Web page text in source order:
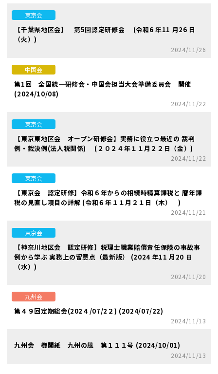
東京会
【千葉県地区会】 第5回認定研修会 (令和6 年11 月26 日
（火）)
2024/11/26
中国会
第1回 全国統一研修会・中国会担当大会準備委員会 開催
(2024/10/08)
2024/11/22
東京会
【東京東地区会 オープン研修会】実務に役立つ最近の 裁判
例・裁決例(法人税関係) (２０２４年１１月２２日（金）)
2024/11/22
東京会
【東京会 認定研修】令和６年からの相続時精算課税と 暦年課
税の見直し項目の詳解 (令和６年１１月２１日（木） )
2024/11/21
東京会
【神奈川地区会 認定研修】税理士職業賠償責任保険の事故事
例から学ぶ 実務上の留意点（最新版） (2024 年11 月20 日
（水）)
2024/11/20
九州会
第４９回定期総会(202４/07/2２) (2024/07/22)
2024/11/13
九州会 機関紙 九州の風 第１１１号 (2024/10/01)
2024/11/13